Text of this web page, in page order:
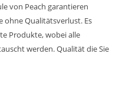
von Peach garantieren
ohne Qualitätsverlust. Es
Produkte, wobei alle
werden. Qualität die Sie